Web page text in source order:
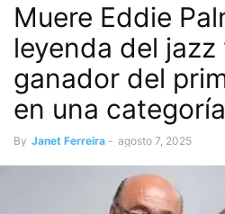
Muere Eddie
leyenda del jazz
ganador del
en una
By Janet Ferreira - agosto 7, 2025